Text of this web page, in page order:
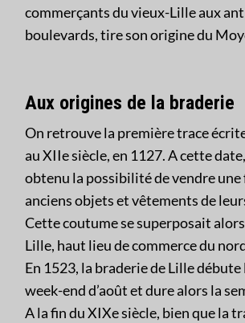
commerçants du vieux-Lille aux
boulevards, tire son origine du
Aux origines de la braderie
On retrouve la première trace
au XIIe siècle, en 1127. A cette
obtenu la possibilité de vendre une
anciens objets et vêtements de
Cette coutume se superposait
Lille, haut lieu de commerce du
En 1523, la braderie de Lille
week-end d’août et dure alors la
A la fin du XIXe siècle, bien que la